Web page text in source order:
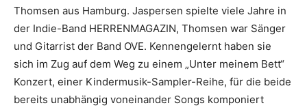
Thomsen aus Hamburg. Jaspersen spielte viele Jahre in
der Indie-Band HERRENMAGAZIN, Thomsen war Sänger
und Gitarrist der Band OVE. Kennengelernt haben sie
sich im Zug auf dem Weg zu einem „Unter meinem Bett“
Konzert, einer Kindermusik-Sampler-Reihe, für die beide
bereits unabhängig voneinander Songs komponiert